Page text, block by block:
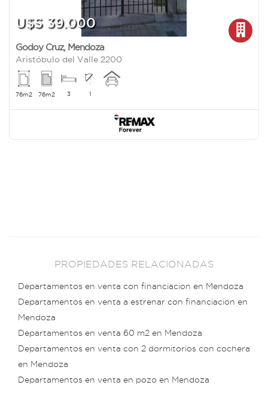
U$S 39.000
Godoy Cruz, Mendoza
Aristóbulo del Valle 2200
76m2 76m2 3 1
PROPIEDADES RELACIONADAS
Departamentos en venta con financiacion en Mendoza
Departamentos en venta a estrenar con financiacion en
Mendoza
Departamentos en venta 60 m2 en Mendoza
Departamentos en venta con 2 dormitorios con cochera
en Mendoza
Departamentos en venta en pozo en Mendoza